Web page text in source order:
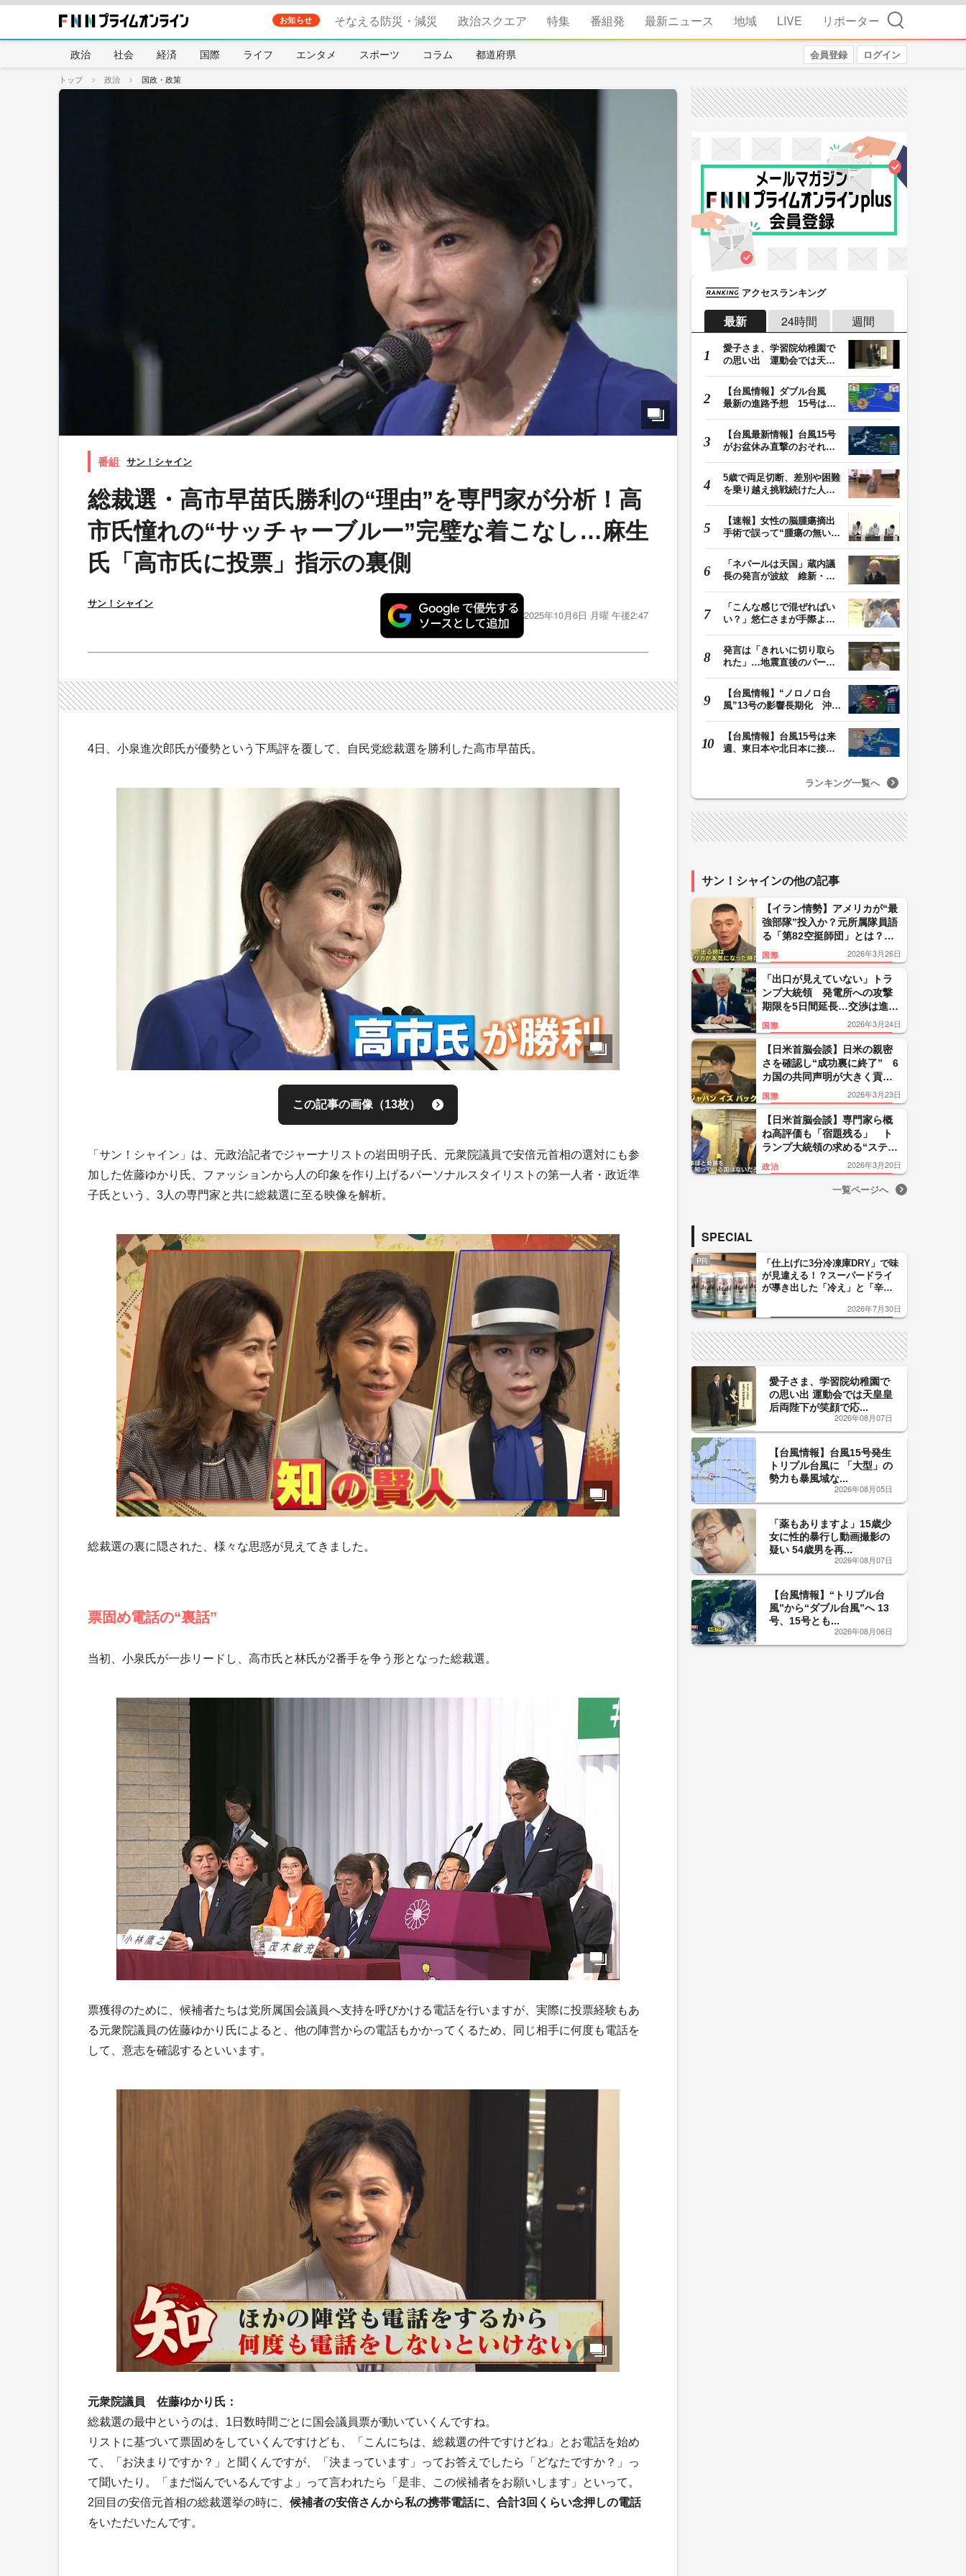
お知らせ そなえる防災・減災 政治スクエア 特集 番組発 最新ニュース 地域 LIVE リポーター 検索
政治 社会 経済 国際 ライフ エンタメ スポーツ コラム 都道府県 会員登録 ログイン
トップ 政治 国政・政策
サン！シャイン
総裁選・高市早苗氏勝利の“理由”を専門家が分析！高
市氏憧れの“サッチャーブルー”完璧な着こなし…麻生
氏「高市氏に投票」指示の裏側
サン！シャイン
2025年10月6日 月曜 午後2:47
4日、小泉進次郎氏が優勢という下馬評を覆して、自民党総裁選を勝利した高市早苗氏。
この記事の画像（13枚）
「サン！シャイン」は、元政治記者でジャーナリストの岩田明子氏、元衆院議員で安倍元首相の選対にも参
加した佐藤ゆかり氏、ファッションから人の印象を作り上げるパーソナルスタイリストの第一人者・政近準
子氏という、3人の専門家と共に総裁選に至る映像を解析。
総裁選の裏に隠された、様々な思惑が見えてきました。
票固め電話の“裏話”
当初、小泉氏が一歩リードし、高市氏と林氏が2番手を争う形となった総裁選。
票獲得のために、候補者たちは党所属国会議員へ支持を呼びかける電話を行いますが、実際に投票経験もあ
る元衆院議員の佐藤ゆかり氏によると、他の陣営からの電話もかかってくるため、同じ相手に何度も電話を
して、意志を確認するといいます。
元衆院議員 佐藤ゆかり氏：
総裁選の最中というのは、1日数時間ごとに国会議員票が動いていくんですね。
リストに基づいて票固めをしていくんですけども、「こんにちは、総裁選の件ですけどね」とお電話を始め
て、「お決まりですか？」と聞くんですが、「決まっています」ってお答えでしたら「どなたですか？」っ
て聞いたり。「まだ悩んでいるんですよ」って言われたら「是非、この候補者をお願いします」といって。
2回目の安倍元首相の総裁選挙の時に、 候補者の安倍さんから私の携帯電話に、合計3回くらい念押しの電話
をいただいたんです。
アクセスランキング
最新 24時間 週間
愛子さま、学習院幼稚園で
の思い出 運動会では天皇
【台風情報】ダブル台風
最新の進路予想 15号は北
【台風最新情報】台風15号
がお盆休み直撃のおそれ
5歳で両足切断、差別や困難
を乗り越え挑戦続けた人
【速報】女性の脳腫瘍摘出
手術で誤って“腫瘍の無い部
「ネパールは天国」蔵内議
長の発言が波紋 維新・吉
「こんな感じで混ぜればい
い？」悠仁さまが手際よく
発言は「きれいに切り取ら
れた」…地震直後のパーテ
【台風情報】“ノロノロ台
風”13号の影響長期化 沖縄
【台風情報】台風15号は来
週、東日本や北日本に接近
ランキング一覧へ
サン！シャインの他の記事
【イラン情勢】アメリカが“最
強部隊”投入か？元所属隊員語
る「第82空挺師団」とは？
「我々が出る時はアメリカが
本気になった時」
国際 2026年3月26日
「出口が見えていない」トラ
ンプ大統領 発電所への攻撃
期限を5日間延長…交渉は進ん
でいると主張もイランは否
定
国際 2026年3月24日
【日米首脳会談】日米の親密
さを確認し“成功裏に終了” 6
カ国の共同声明が大きく貢献
か？ 峯村氏「トランプ氏の
暴走を止めて、国際協調の方
に戻した」
国際 2026年3月23日
【日米首脳会談】専門家ら概
ね高評価も「宿題残る」 ト
ランプ大統領の求める“ステッ
プアップ”とは？高市首相「法
律の範囲内でしかできない」
政治 2026年3月20日
一覧ページへ
SPECIAL
PR
「仕上げに3分冷凍庫DRY」で味
が見違える！？スーパードライ
が導き出した「冷え」と「辛
した「辛口カーブ」が飲み頃の
2026年7月30日
愛子さま、学習院幼稚園で
の思い出 運動会では天皇皇
后両陛下が笑顔で応...
2026年08月07日
【台風情報】台風15号発生
トリプル台風に 「大型」の
勢力も暴風域な...
2026年08月05日
「薬もありますよ」15歳少
女に性的暴行し動画撮影の
疑い 54歳男を再...
2026年08月07日
【台風情報】“トリプル台
風”から“ダブル台風”へ 13
号、15号とも...
2026年08月06日